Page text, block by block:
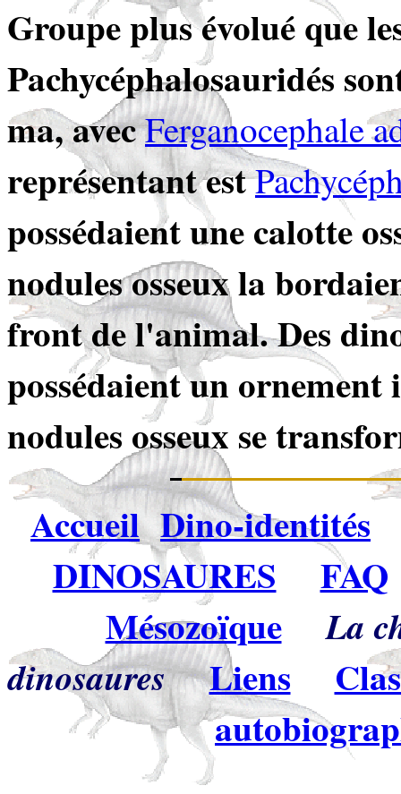
Groupe plus évolué que
Pachycéphalosauridés
ma, avecFerganocephale
représentant est
possédaient une calotte
nodules osseux la
front de l'animal. Des
possédaient un
nodules osseux se
Accueil Dino-identités
DINOSAURES
FAQ
Mésozoïque
La
dinosaures
Liens